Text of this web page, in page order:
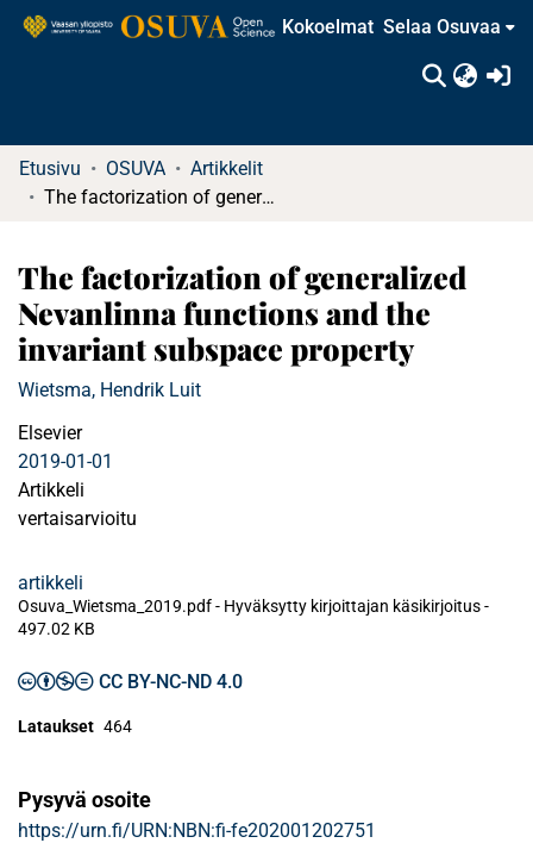
Kokoelmat Selaa Osuvaa
Etusivu OSUVA
Artikkelit
The factorization of generalized Nevanlinna functions and the invariant subspace property
The factorization of generalized
Nevanlinna functions and the
invariant subspace property
Wietsma, Hendrik Luit
Elsevier
2019-01-01
Artikkeli
vertaisarvioitu
artikkeli
Osuva_Wietsma_2019.pdf - Hyväksytty kirjoittajan käsikirjoitus-
497.02 KB
CC BY-NC-ND 4.0
Lataukset 464
Pysyvä osoite
https://urn.fi/URN:NBN:fi-fe202001202751